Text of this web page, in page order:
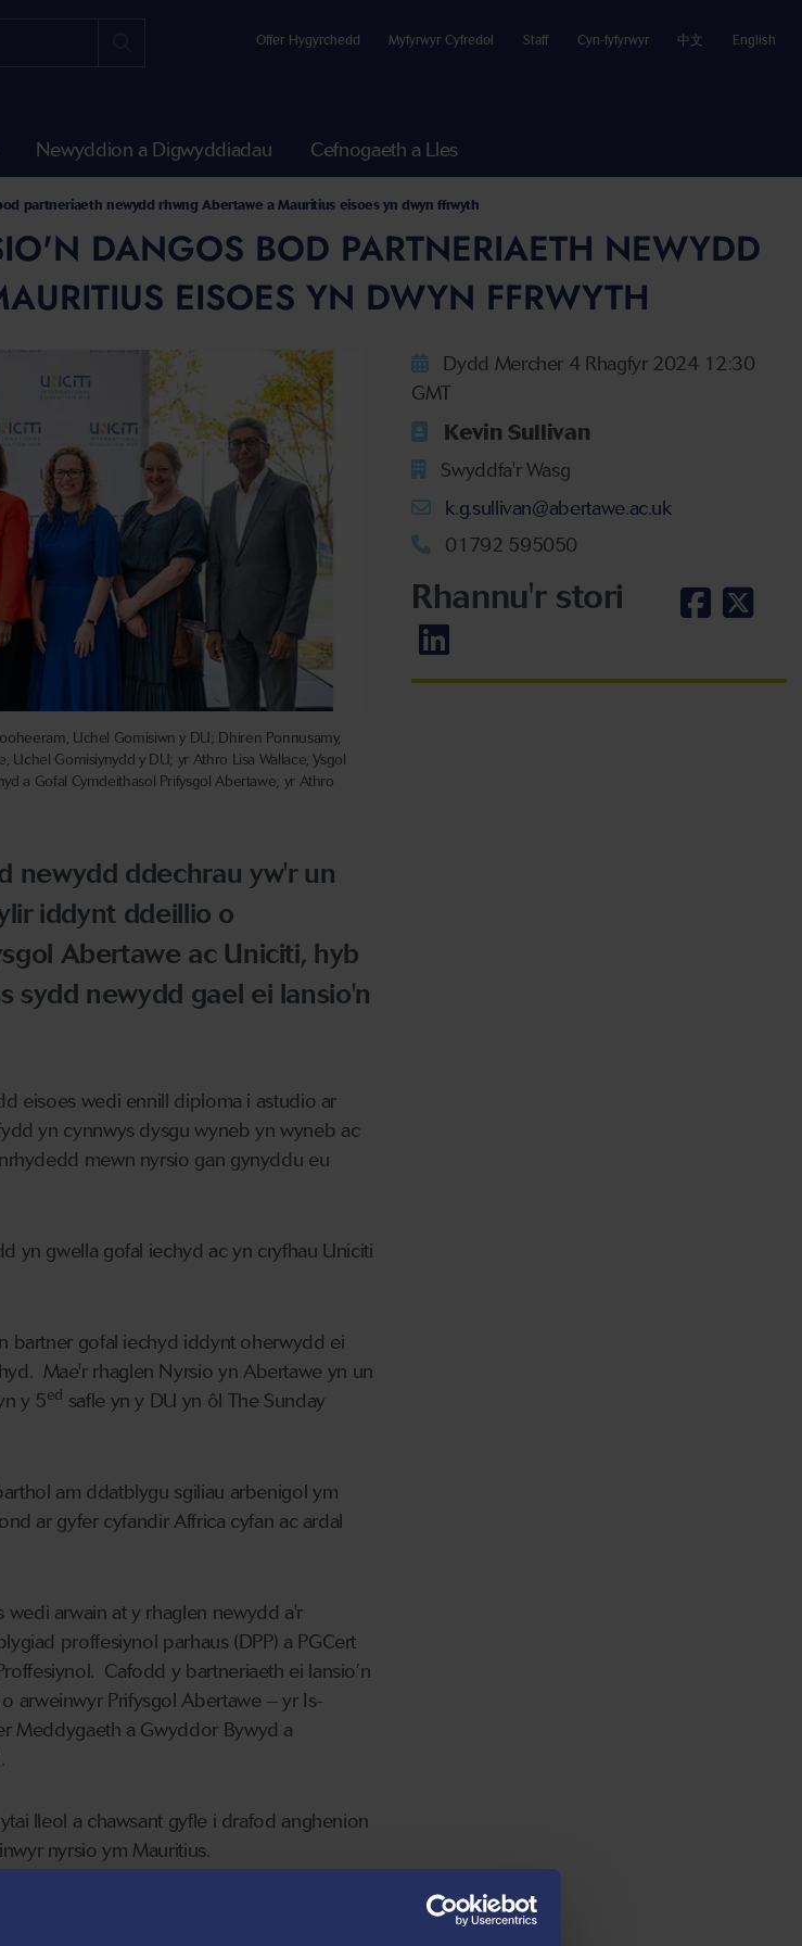
Offer Hygyrchedd Myfyrwyr Cyfredol Staff Cyn-fyfyrwyr 中文 English
Newyddion a Digwyddiadau Cefnogaeth a Lles
partneriaeth newydd rhwng Abertawe a Mauritius eisoes yn dwyn ffrwyth
DANGOS BOD PARTNERIAETH NEWYDD
EISOES YN DWYN FFRWYTH
Uchel Gomisiwn y DU; Dhiren Ponnusamy,
Gomisiynydd y DU; yr Athro Lisa Wallace, Ysgol
a Gofal Cymdeithasol Prifysgol Abertawe; yr Athro
newydd ddechrau yw'r un
iddynt ddeillio o
Abertawe ac Uniciti, hyb
sydd newydd gael ei lansio'n
eisoes wedi ennill diploma i astudio ar
yn cynnwys dysgu wyneb yn wyneb ac
mewn nyrsio gan gynyddu eu
yn gwella gofal iechyd ac yn cryfhau Uniciti
bartner gofal iechyd iddynt oherwydd ei
Mae'r rhaglen Nyrsio yn Abertawe yn un
y 5ed safle yn y DU yn ôl The Sunday
am ddatblygu sgiliau arbenigol ym
ar gyfer cyfandir Affrica cyfan ac ardal
arwain at y rhaglen newydd a'r
proffesiynol parhaus (DPP) a PGCert
Cafodd y bartneriaeth ei lansio’n
arweinwyr Prifysgol Abertawe – yr Is-
Meddygaeth a Gwyddor Bywyd a
lleol a chawsant gyfle i drafod anghenion
nyrsio ym Mauritius.
Uniciti a Phrifysgol Abertawe wrth
Dydd Mercher 4 Rhagfyr 2024 12:30
GMT
Kevin Sullivan
Swyddfa'r Wasg
k.g.sullivan@abertawe.ac.uk
01792 595050
Rhannu'r stori